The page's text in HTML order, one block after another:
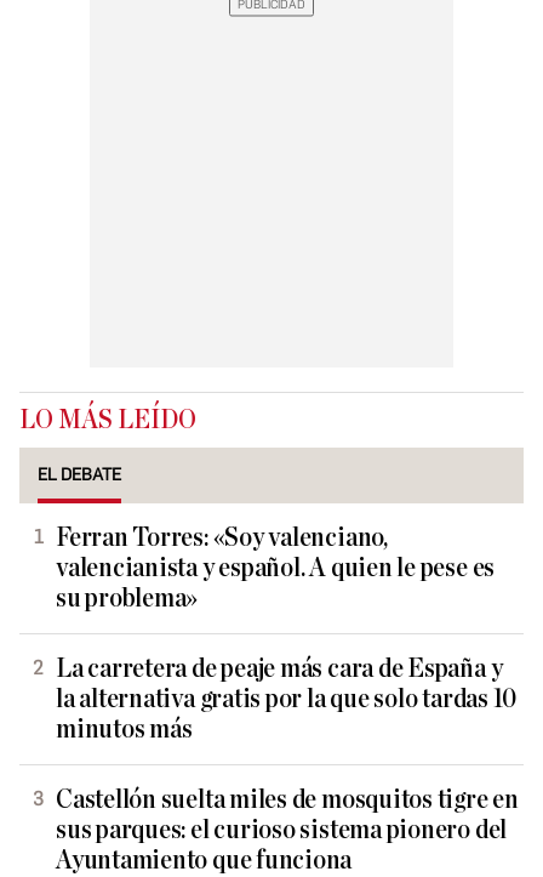
LO MÁS LEÍDO
EL DEBATE
Ferran Torres: «Soy valenciano,
valencianista y español. A quien le pese es
su problema»
La carretera de peaje más cara de España y
la alternativa gratis por la que solo tardas 10
minutos más
Castellón suelta miles de mosquitos tigre en
sus parques: el curioso sistema pionero del
Ayuntamiento que funciona